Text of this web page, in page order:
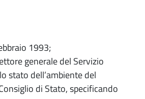
1993;
generale del Servizio
stato dell’ambiente del
di Stato, specificando